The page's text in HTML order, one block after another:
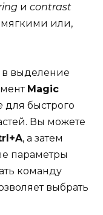
и contrast
мягкими или,
в выделение
Magic
для быстрого
Вы можете
, а затем
параметры
команду
выбрать